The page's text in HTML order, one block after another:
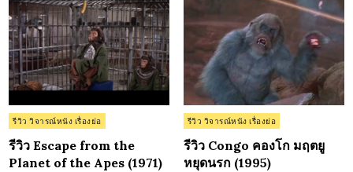
Escape
from
the
Planet
of
the
Apes
(1971)
Posted
in
รีวิว วิจารณ์หนัง เรื่องย่อ
รีวิว Escape from the
Planet of the Apes (1971)
คอ
Posted
in
รีวิว วิจารณ์หนัง เรื่องย่อ
รีวิว Congo คองโก มฤตยู
หยุดนรก (1995)